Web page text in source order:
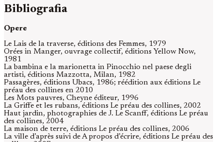
Bibliografia
Opere
Le Lais de la traverse, éditions des Femmes, 1979
Orées in Manger, ouvrage collectif, éditions Yellow Now,
1981
La bambina e la marionetta in Pinocchio nel paese degli
artisti, éditions Mazzotta, Milan, 1982
Passagères, éditions Ubacs, 1986; réédition aux éditions Le
préau des collines en 2010
Les Mots pauvres, Cheyne éditeur, 1996
La Griffe et les rubans, éditions Le préau des collines, 2002
Haut jardin, photographies de J. Le Scanff, éditions Le préau
des collines, 2004
La maison de terre, éditions Le préau des collines, 2006
La ville d’après suivi de A propos d’écrire, éditions Le préau des